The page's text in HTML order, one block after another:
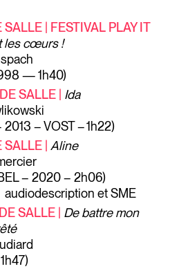
SALLE | FESTIVAL PLAY IT
les cœurs !
— 1h40)
SALLE | Ida
– VOST – 1h22)
SALLE | Aline
– 2020 – 2h06)
et SME
SALLE | De battre mon